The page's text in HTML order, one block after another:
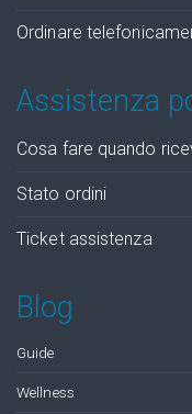
Ordinare
Assistenza
Cosa fare quando
Stato ordini
Ticket assistenza
Blog
Guide
Wellness